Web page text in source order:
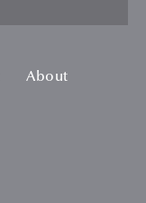
About